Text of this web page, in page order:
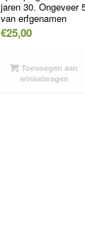
jaren 30. Ongeveer
van erfgenamen
€25,00
Toevoegen aan
winkelwagen